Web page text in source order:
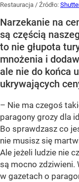
Restauracja / Źródło:
Narzekanie na
są częścią
to nie głupota
mnożenia i
ale nie do końca
ukrywających
– Nie ma czegoś
paragony grozy dla
Bo sprawdzasz co
nie musisz się
Ale jeżeli ludzie nie
są mocno zdziwieni.
w gazetach o